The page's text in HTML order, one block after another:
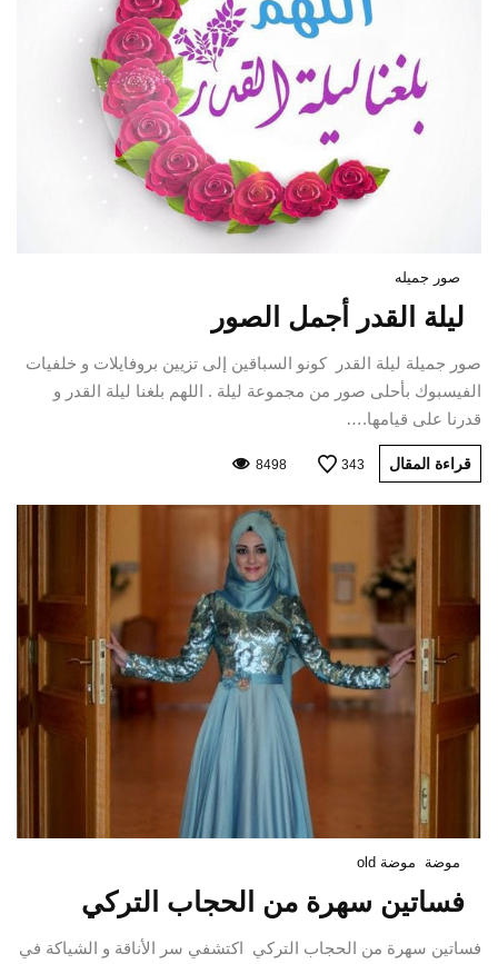
صور جميله
ليلة القدر أجمل الصور
صور جميلة ليلة القدر كونو السباقين إلى تزيين بروفايلات و خلفيات
الفيسبوك بأحلى صور من مجموعة ليلة . اللهم بلغنا ليلة القدر و
قدرنا على قيامها.…
قراءة المقال 343
8498
موضة موضة old
فساتين سهرة من الحجاب التركي
فساتين سهرة من الحجاب التركي اكتشفي سر الأناقة و الشياكة في